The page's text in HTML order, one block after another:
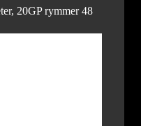
20GP rymmer 48